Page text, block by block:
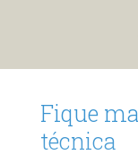
Fique
técnica